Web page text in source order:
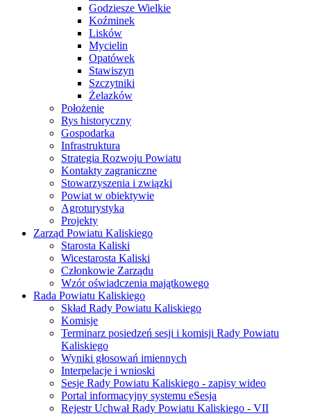
Godziesze Wielkie
Koźminek
Lisków
Mycielin
Opatówek
Stawiszyn
Szczytniki
Żelazków
Położenie
Rys historyczny
Gospodarka
Infrastruktura
Strategia Rozwoju Powiatu
Kontakty zagraniczne
Stowarzyszenia i związki
Powiat w obiektywie
Agroturystyka
Projekty
Zarząd Powiatu Kaliskiego
Starosta Kaliski
Wicestarosta Kaliski
Członkowie Zarządu
Wzór oświadczenia majątkowego
Rada Powiatu Kaliskiego
Skład Rady Powiatu Kaliskiego
Komisje
Terminarz posiedzeń sesji i komisji Rady Powiatu
Kaliskiego
Wyniki głosowań imiennych
Interpelacje i wnioski
Sesje Rady Powiatu Kaliskiego - zapisy wideo
Portal informacyjny systemu eSesja
Rejestr Uchwał Rady Powiatu Kaliskiego - VII